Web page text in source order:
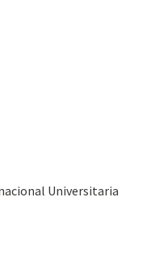
Universitaria